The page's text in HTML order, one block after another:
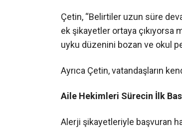
Çetin, “Belirtiler uzun süre
ek şikayetler ortaya çıkıyorsa
uyku düzenini bozan ve okul
Ayrıca Çetin, vatandaşların
Aile Hekimleri Sürecin İlk
Alerji şikayetleriyle başvuran